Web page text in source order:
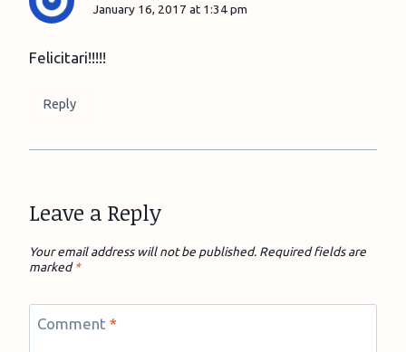
January 16, 2017 at 1:34 pm
Felicitari!!!!!
Reply
Leave a Reply
Your email address will not be published. Required fields are
marked*
Comment *